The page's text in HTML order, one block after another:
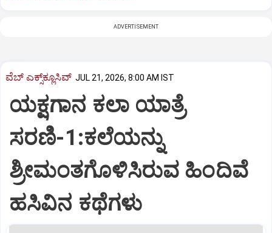
ADVERTISEMENT
ವೆಬ್ ಎಕ್ಸ್‌ಕ್ಲೂಸಿವ್ JUL 21, 2026, 8:00 AM IST
ಯಕ್ಷಗಾನ ಕಲಾ ಯಾತ್ರೆ
ಸರಣಿ-1:ಕಲೆಯನ್ನು
ಶ್ರೀಮಂತಗೊಳಿಸಿರುವ ಹಿಂದಿವೆ
ಹಸಿವಿನ ಕಥೆಗಳು